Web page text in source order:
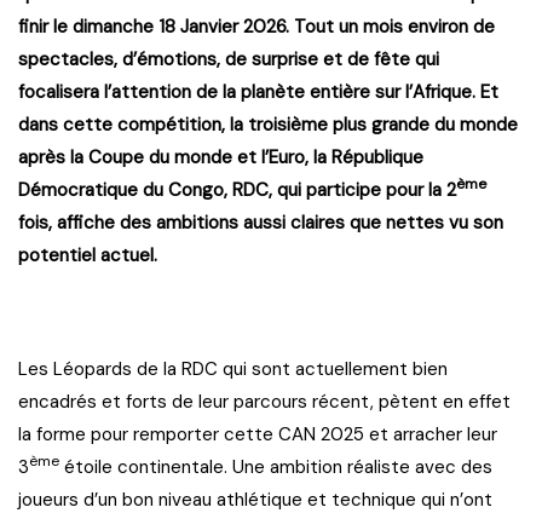
finir le dimanche 18 Janvier 2026. Tout un mois environ de
spectacles, d’émotions, de surprise et de fête qui
focalisera l’attention de la planète entière sur l’Afrique. Et
dans cette compétition, la troisième plus grande du monde
après la Coupe du monde et l’Euro, la République
Démocratique du Congo, RDC, qui participe pour la 2ème
fois, affiche des ambitions aussi claires que nettes vu son
potentiel actuel.
Les Léopards de la RDC qui sont actuellement bien
encadrés et forts de leur parcours récent, pètent en effet
la forme pour remporter cette CAN 2025 et arracher leur
3ème étoile continentale. Une ambition réaliste avec des
joueurs d’un bon niveau athlétique et technique qui n’ont